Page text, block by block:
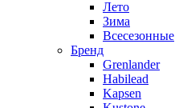
Лето
Зима
Всесезонные
Бренд
Grenlander
Habilead
Kapsen